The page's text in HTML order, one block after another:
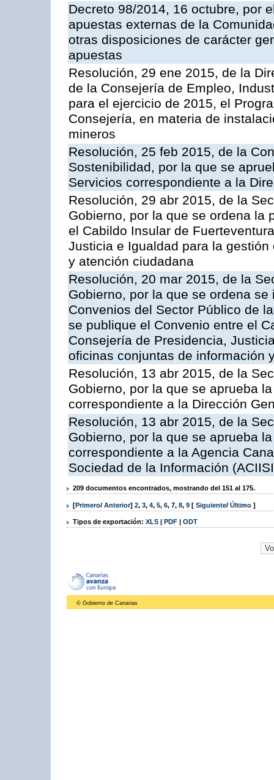
Decreto 98/2014, 16 octubre, por
apuestas externas de la
otras disposiciones de carácter
apuestas
Resolución, 29 ene 2015, de la
de la Consejería de Empleo,
para el ejercicio de 2015, el
Consejería, en materia de
mineros
Resolución, 25 feb 2015, de la
Sostenibilidad, por la que se
Servicios correspondiente a la
Resolución, 29 abr 2015, de la
Gobierno, por la que se ordena la
el Cabildo Insular de
Justicia e Igualdad para la
y atención ciudadana
Resolución, 20 mar 2015, de la
Gobierno, por la que se ordena
Convenios del Sector Público de
se publique el Convenio entre el
Consejería de Presidencia,
oficinas conjuntas de información
Resolución, 13 abr 2015, de la
Gobierno, por la que se aprueba
correspondiente a la Dirección
Resolución, 13 abr 2015, de la
Gobierno, por la que se aprueba
correspondiente a la Agencia
Sociedad de la Información
209 documentos encontrados, mostrando del 151 al 175.
[Primero/ Anterior] 2, 3, 4, 5, 6, 7, 8, 9 [ Siguiente/ Último ]
Tipos de exportación: XLS | PDF | ODT
© Gobierno de Canarias